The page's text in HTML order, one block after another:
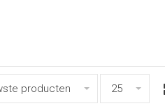
producten 25